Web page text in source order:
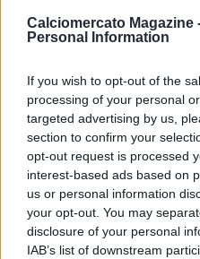
Calciomercato Magazine
Personal Information
If you wish to opt-out of the
processing of your personal
targeted advertising by us,
section to confirm your
opt-out request is processed
interest-based ads based on
us or personal information
your opt-out. You may
disclosure of your personal
IAB’s list of downstream
3 mesi – e la città sarà
inaugurale della Chiave,
Sara presente l’Ambasciatore
Lani, il Sindaco di Lac
Albanese Elda Hoti.
Questo messaggio
italiane ed europee, dove